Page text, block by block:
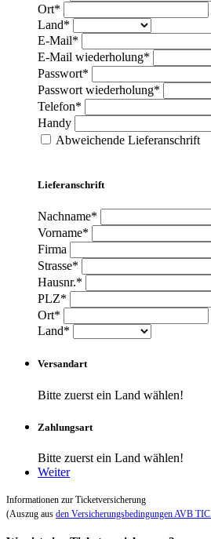
Ort*
Land*
E-Mail*
E-Mail wiederholung*
Passwort*
Passwort wiederholung*
Telefon*
Handy
Abweichende Lieferanschrift
Lieferanschrift
Nachname*
Vorname*
Firma
Strasse*
Hausnr.*
PLZ*
Ort*
Land*
Versandart
Bitte zuerst ein Land wählen!
Zahlungsart
Bitte zuerst ein Land wählen!
Weiter
Informationen zur Ticketversicherung
(Auszug aus den Versicherungsbedingungen AVB